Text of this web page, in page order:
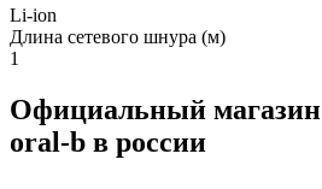
Li-ion
Длина сетевого шнура (м)
1
Официальный магазин
oral-b в россии